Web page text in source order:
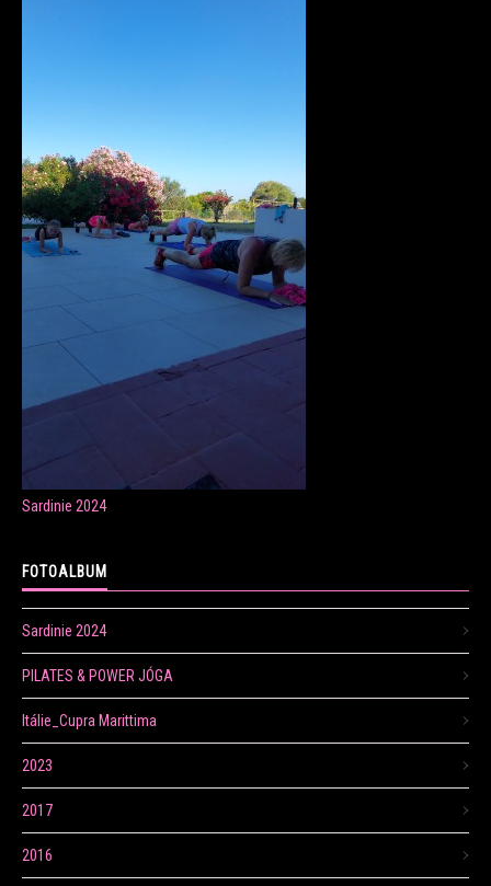
CENÍK
ONLINE LEKCE CVIČENÍ
veronika.franova@centrum.cz
Sardinie 2024
FOTOALBUM
Sardinie 2024
PILATES & POWER JÓGA
Itálie_Cupra Marittima
2023
2017
2016